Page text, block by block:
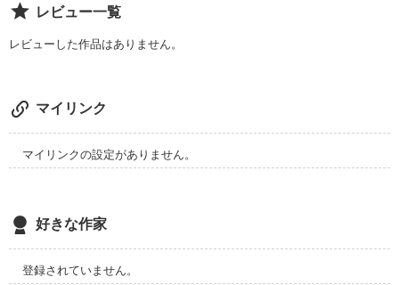
の
放課後
彼女は学校に行“けない”？
彼女は学校に行“きたい”？
レビュー一覧
レビューした作品はありません。
マイリンク
マイリンクの設定がありません。
好きな作家
登録されていません。